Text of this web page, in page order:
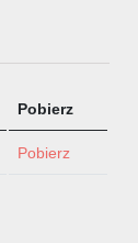
Pobierz
Pobierz